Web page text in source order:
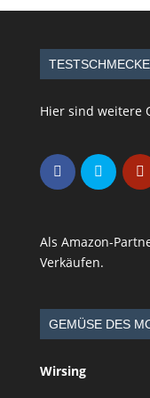
Hier sind weitere
Als Amazon-
Verkäufen.
GEMÜSE DES
Wirsing